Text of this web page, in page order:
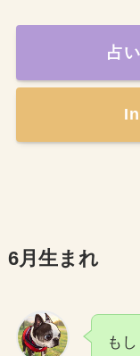
占
6月生まれ
も